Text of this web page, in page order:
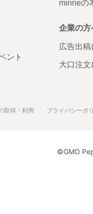
ント
minneの
企業の方
広告出稿
大口注文
取得・利用 プライバシーポ
©GMO